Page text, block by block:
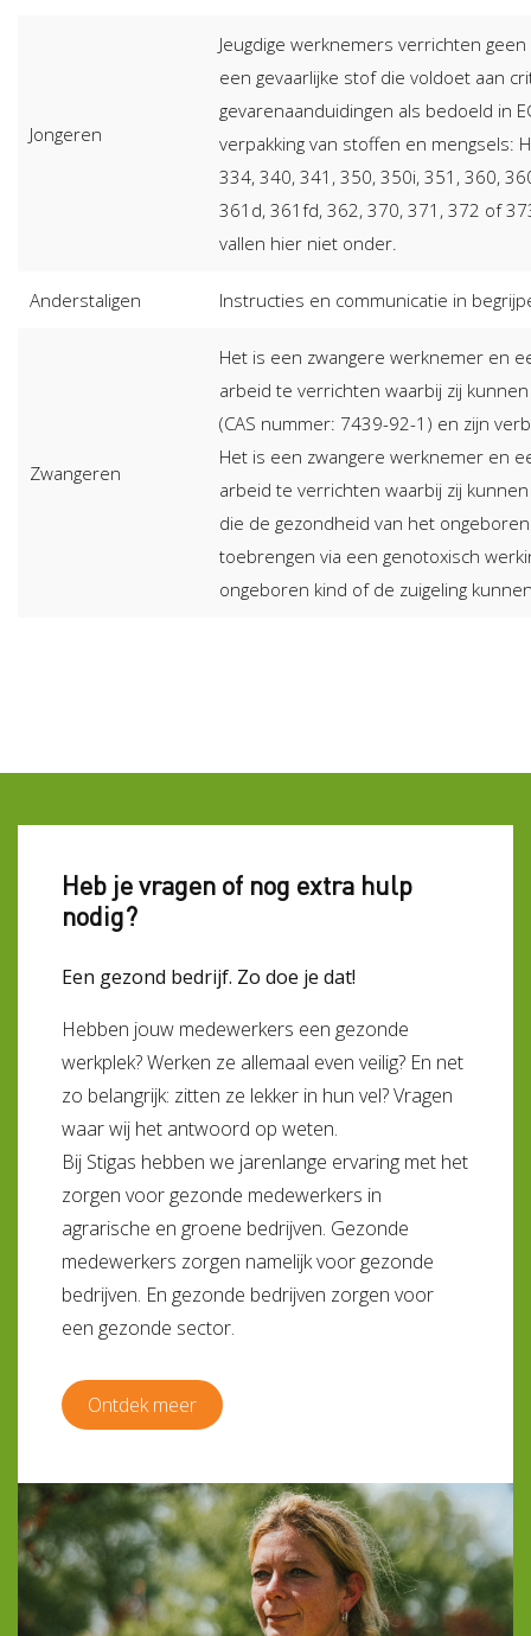
Jongeren
Jeugdige werknemers verrichten
een gevaarlijke stof die voldoet aan
gevarenaanduidingen als bedoeld in
verpakking van stoffen en mengsels:
334, 340, 341, 350, 350i, 351, 360,
361d, 361fd, 362, 370, 371, 372 of
vallen hier niet onder.
Anderstaligen Instructies en communicatie in
Zwangeren
Het is een zwangere werknemer en
arbeid te verrichten waarbij zij
(CAS nummer: 7439-92-1) en zijn
Het is een zwangere werknemer en
arbeid te verrichten waarbij zij
die de gezondheid van het
toebrengen via een genotoxisch
ongeboren kind of de zuigeling
Heb je vragen of nog extra hulp
nodig?
Een gezond bedrijf. Zo doe je dat!
Hebben jouw medewerkers een gezonde
werkplek? Werken ze allemaal even veilig? En net
zo belangrijk: zitten ze lekker in hun vel? Vragen
waar wij het antwoord op weten.
Bij Stigas hebben we jarenlange ervaring met het
zorgen voor gezonde medewerkers in
agrarische en groene bedrijven. Gezonde
medewerkers zorgen namelijk voor gezonde
bedrijven. En gezonde bedrijven zorgen voor
een gezonde sector.
Ontdek meer